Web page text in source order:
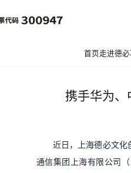
首页走进德必
携手华为、
近日，上海德必文化
通信集团上海有限公司